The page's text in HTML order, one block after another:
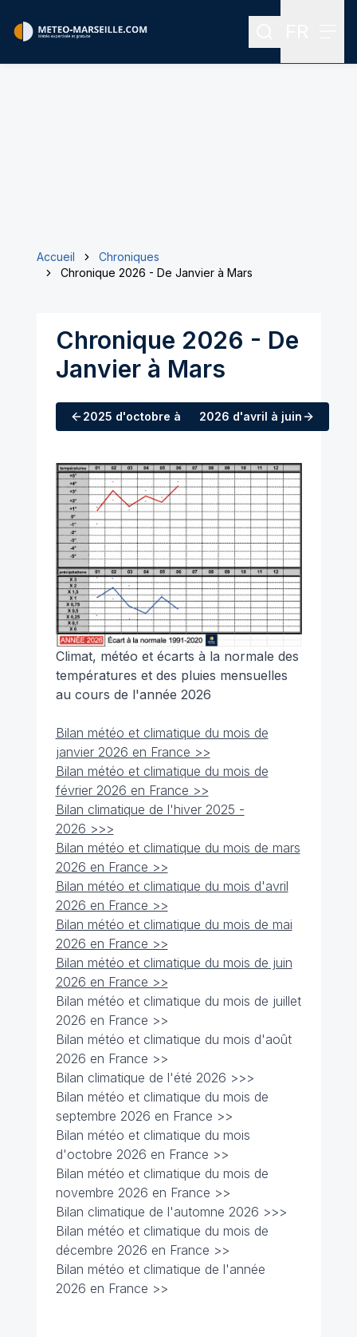
Rechercher
Accueil
Chroniques
Chronique 2026 - De Janvier à Mars
Chronique 2026 - De
Janvier à Mars
2025 d'octobre à décembre
2026 d'avril à juin
Climat, météo et écarts à la normale des
températures et des pluies mensuelles
au cours de l'année 2026
Bilan météo et climatique du mois de
janvier 2026 en France >>
Bilan météo et climatique du mois de
février 2026 en France >>
Bilan climatique de l'hiver 2025 -
2026 >>>
Bilan météo et climatique du mois de mars
2026 en France >>
Bilan météo et climatique du mois d'avril
2026 en France >>
Bilan météo et climatique du mois de mai
2026 en France >>
Bilan météo et climatique du mois de juin
2026 en France >>
Bilan météo et climatique du mois de juillet
2026 en France >>
Bilan météo et climatique du mois d'août
2026 en France >>
Bilan climatique de l'été 2026 >>>
Bilan météo et climatique du mois de
septembre 2026 en France >>
Bilan météo et climatique du mois
d'octobre 2026 en France >>
Bilan météo et climatique du mois de
novembre 2026 en France >>
Bilan climatique de l'automne 2026 >>>
Bilan météo et climatique du mois de
décembre 2026 en France >>
Bilan météo et climatique de l'année
2026 en France >>